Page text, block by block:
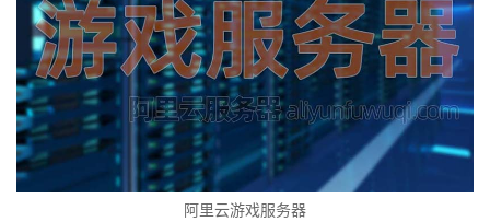
阿里云游戏服务器